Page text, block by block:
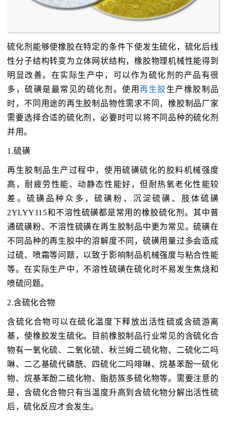
硫化剂能够使橡胶在特定的条件下使发生硫化，硫化后线
性分子结构转变为立体网状结构，橡胶物理机械性能得到
明显改善。在实际生产中，可以作为硫化剂的产品有很
多，硫磺是最常见的硫化剂。使用再生胶生产橡胶制品
时，不同用途的再生胶制品物性需求不同，橡胶制品厂家
需要选择合适的硫化剂，必要时可以将不同品种的硫化剂
并用。
1.硫磺
再生胶制品生产过程中，使用硫磺硫化的胶料机械强度
高，耐疲劳性能、动静态性能好，但耐热氧老化性能较
差。硫磺品种众多，硫磺粉、沉淀硫磺、肢体硫磺
2YLYY115和不溶性硫磺都是常用的橡胶硫化剂。其中普
通硫磺粉、不溶性硫磺在再生胶制品中更为常见。硫磺在
不同品种的再生胶中的溶解度不同，硫磺用量过多会造成
过硫、喷霜等问题，以致于影响制品机械强度与粘合性能
等。在实际生产中，不溶性硫磺在硫化时不易发生焦烧和
喷硫问题。
2.含硫化合物
含硫化合物可以在硫化温度下释放出活性硫或含硫游离
基，使橡胶发生硫化。目前橡胶制品行业常见的含硫化合
物有一氧化硫、二氧化硫、秋兰姆二硫化物、二硫化二吗
啉、二乙基硫代磷酰、四硫化二吗啡啉、烷基苯酚一硫化
物、烷基苯酚二硫化物、脂肪族多硫化物等。需要注意的
是，含硫化合物只有当温度升高到含硫化物分解出活性硫
后，硫化反应才会发生。